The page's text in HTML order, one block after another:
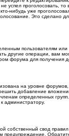
успел проголосовать,
нибудь уже
Это сделано
пользователям или
другие операции, вам
форума для получения
на уровне форумов,
добавление
определенных
администратору.
собственный свод
предупреждение.